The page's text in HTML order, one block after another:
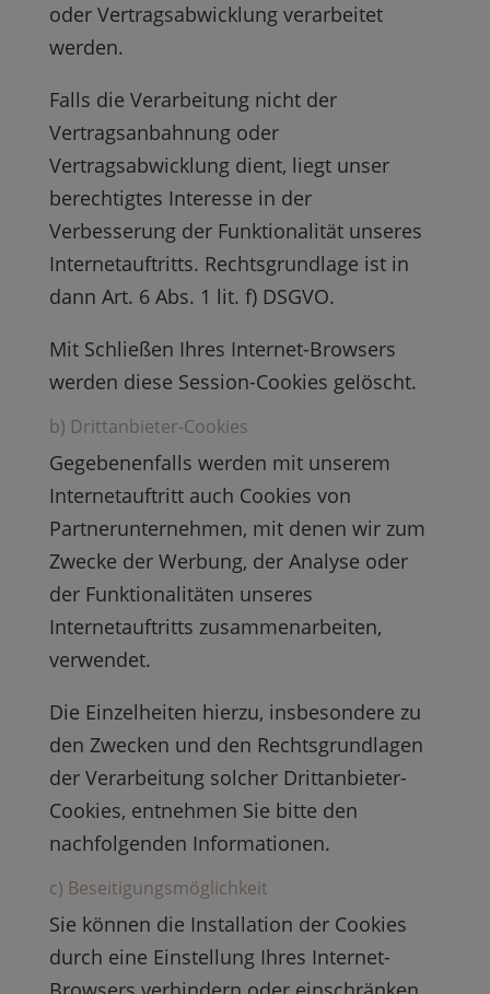
oder Vertragsabwicklung verarbeitet
werden.
Falls die Verarbeitung nicht der
Vertragsanbahnung oder
Vertragsabwicklung dient, liegt unser
berechtigtes Interesse in der
Verbesserung der Funktionalität unseres
Internetauftritts. Rechtsgrundlage ist in
dann Art. 6 Abs. 1 lit. f) DSGVO.
Mit Schließen Ihres Internet-Browsers
werden diese Session-Cookies gelöscht.
b) Drittanbieter-Cookies
Gegebenenfalls werden mit unserem
Internetauftritt auch Cookies von
Partnerunternehmen, mit denen wir zum
Zwecke der Werbung, der Analyse oder
der Funktionalitäten unseres
Internetauftritts zusammenarbeiten,
verwendet.
Die Einzelheiten hierzu, insbesondere zu
den Zwecken und den Rechtsgrundlagen
der Verarbeitung solcher Drittanbieter-
Cookies, entnehmen Sie bitte den
nachfolgenden Informationen.
c) Beseitigungsmöglichkeit
Sie können die Installation der Cookies
durch eine Einstellung Ihres Internet-